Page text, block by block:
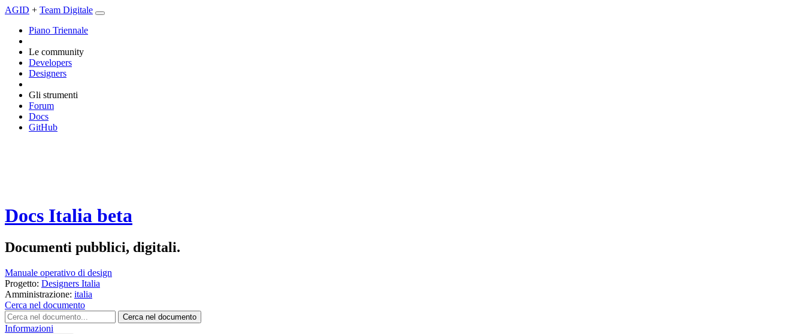
AGID + Team Digitale
Piano Triennale
Le community
Developers
Designers
Gli strumenti
Forum
Docs
GitHub
Docs Italia beta
Documenti pubblici, digitali.
Manuale operativo di design
Progetto: Designers Italia
Amministrazione: italia
Cerca nel documento
Cerca nel documento
Informazioni